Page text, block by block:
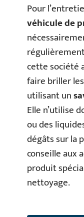
Pour
véhicule de
cette société
faire briller les
utilisant un
Elle n’utilise
ou des
dégâts sur la
conseille aux
produit
nettoyage.